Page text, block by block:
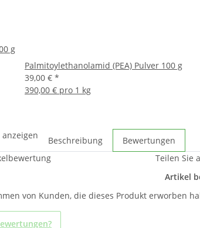
g
Palmitoylethanolamid (PEA) Pulver 100 g
39,00 € *
390,00 € pro 1 kg
Beschreibung
Bewertungen
Teilen Sie
Artikel
von Kunden, die dieses Produkt erworben